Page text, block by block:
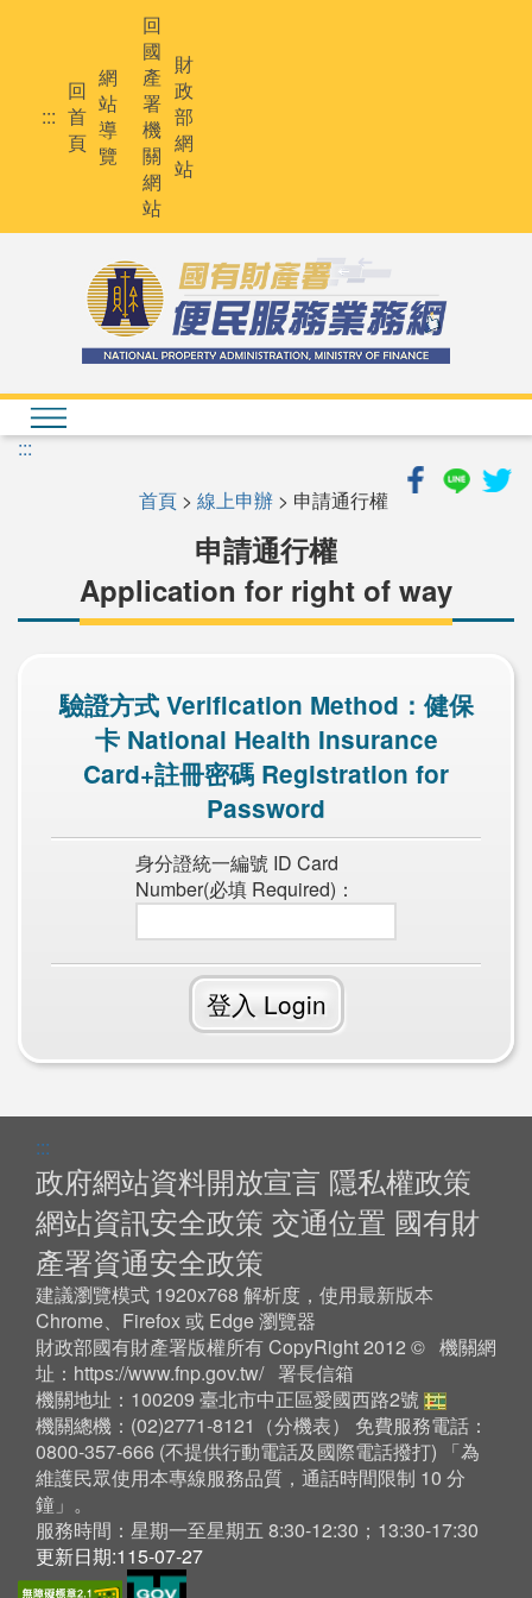
:::
回
首
頁
網
站
導
覽
回
國
產
署
機
關
網
站
財
政
部
網
站
:::
首頁 > 線上申辦 > 申請通行權
申請通行權
Application for right of way
驗證方式 Verification Method：健保
卡 National Health Insurance
Card+註冊密碼 Registration for
Password
身分證統一編號 ID Card
Number(必填 Required)：
登入 Login
:::
政府網站資料開放宣言 隱私權政策
網站資訊安全政策 交通位置 國有財
產署資通安全政策
建議瀏覽模式 1920x768 解析度，使用最新版本
Chrome、Firefox 或 Edge 瀏覽器
財政部國有財產署版權所有 CopyRight 2012 © 機關網
址： https://www.fnp.gov.tw/ 署長信箱
機關地址：100209 臺北市中正區愛國西路2號
機關總機：(02)2771-8121（分機表） 免費服務電話：
0800-357-666 (不提供行動電話及國際電話撥打) 「為
維護民眾使用本專線服務品質，通話時間限制 10 分
鐘」。
服務時間：星期一至星期五 8:30-12:30；13:30-17:30
更新日期:115-07-27